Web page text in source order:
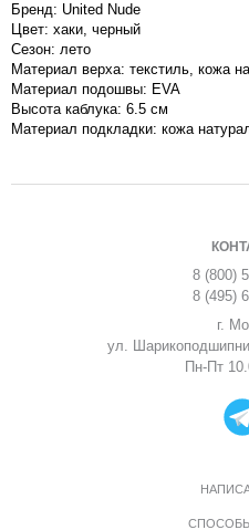
Бренд: United Nude
Цвет: хаки, черный
Сезон: лето
Материал верха: текстиль, кожа
Материал подошвы: EVA
Высота каблука: 6.5 см
Материал подкладки: кожа
8 (800)
8 (495)
г.
ул.
Пн-Пт